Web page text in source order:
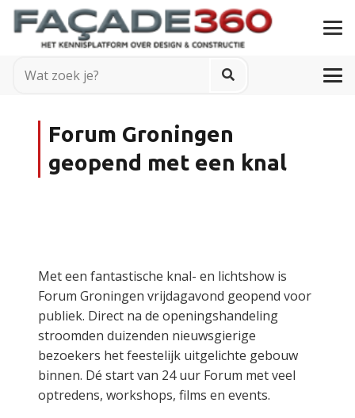
Forum Groningen
geopend met een knal
Met een fantastische knal- en lichtshow is
Forum Groningen vrijdagavond geopend voor
publiek. Direct na de openingshandeling
stroomden duizenden nieuwsgierige
bezoekers het feestelijk uitgelichte gebouw
binnen. Dé start van 24 uur Forum met veel
optredens, workshops, films en events.